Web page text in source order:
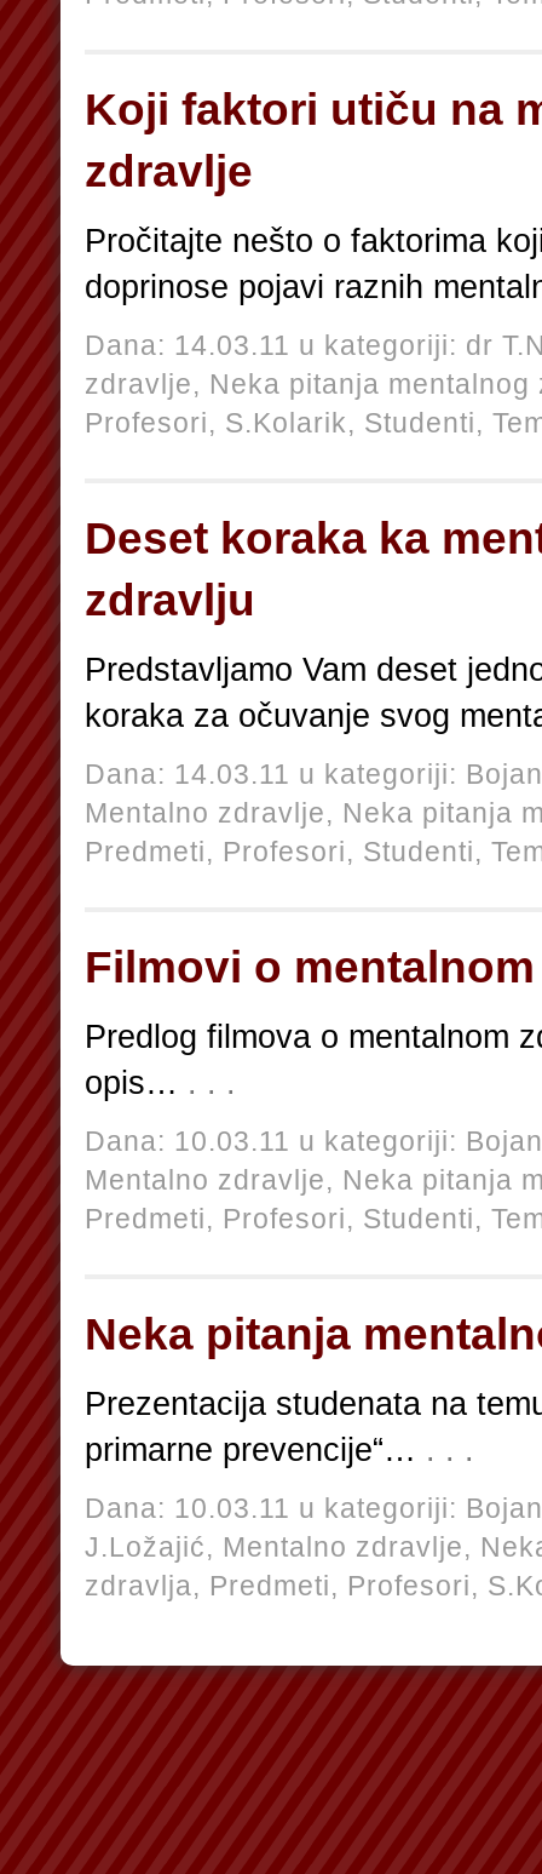
Koji faktori utiču na
zdravlje
Pročitajte nešto o faktorima
doprinose pojavi raznih
Dana: 14.03.11 u kategoriji: dr
zdravlje, Neka pitanja
Profesori, S.Kolarik, Studenti,
Deset koraka ka
zdravlju
Predstavljamo Vam deset
koraka za očuvanje svog
Dana: 14.03.11 u kategoriji:
Mentalno zdravlje, Neka pitanja
Predmeti, Profesori, Studenti,
Filmovi o
Predlog filmova o mentalnom
opis… . . .
Dana: 10.03.11 u kategoriji:
Mentalno zdravlje, Neka pitanja
Predmeti, Profesori, Studenti,
Neka pitanja
Prezentacija studenata na
primarne prevencije“… . . .
Dana: 10.03.11 u kategoriji:
J.Ložajić, Mentalno zdravlje,
zdravlja, Predmeti, Profesori,